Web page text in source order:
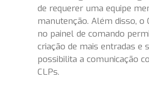
de requerer uma equipe
manutenção. Além disso, o
no painel de comando
criação de mais entradas e
possibilita a comunicação
CLPs.